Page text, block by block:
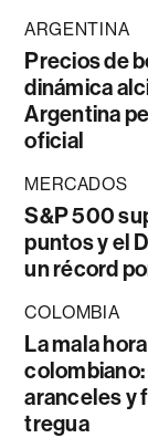
ARGENTINA
Precios de
dinámica
Argentina
oficial
MERCADOS
S&P 500
puntos y el
un récord
COLOMBIA
La mala
aranceles y
tregua